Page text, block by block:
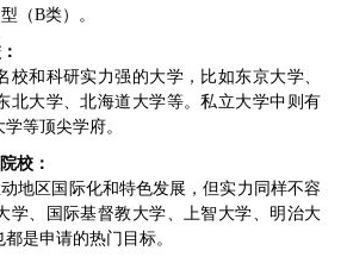
（B类）。
校和科研实力强的大学，比如东京大学、
北大学、北海道大学等。私立大学中则有
等顶尖学府。
校：
地区国际化和特色发展，但实力同样不容
学、国际基督教大学、上智大学、明治大
是申请的热门目标。